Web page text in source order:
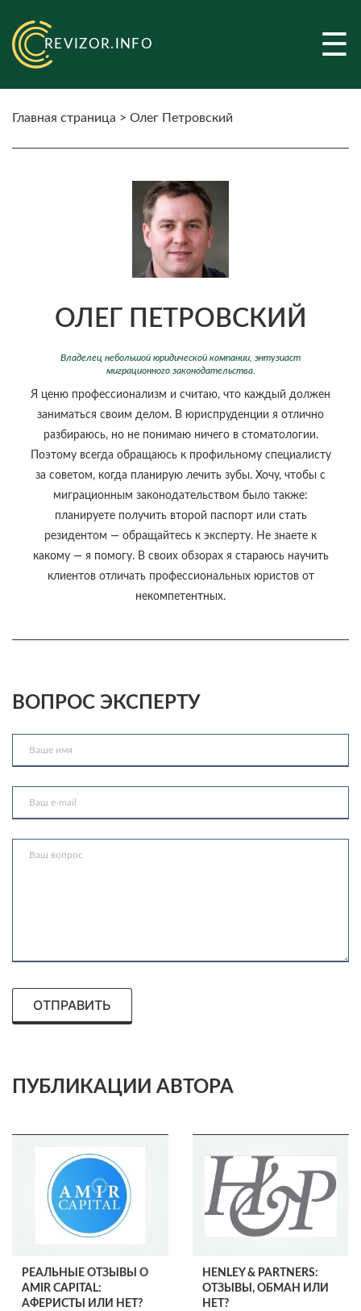
REVIZOR.INFO ☰
Главная страница > Олег Петровский
ОЛЕГ ПЕТРОВСКИЙ
Владелец небольшой юридической компании, энтузиаст
миграционного законодательства.
Я ценю профессионализм и считаю, что каждый должен
заниматься своим делом. В юриспруденции я отлично
разбираюсь, но не понимаю ничего в стоматологии.
Поэтому всегда обращаюсь к профильному специалисту
за советом, когда планирую лечить зубы. Хочу, чтобы с
миграционным законодательством было также:
планируете получить второй паспорт или стать
резидентом — обращайтесь к эксперту. Не знаете к
какому — я помогу. В своих обзорах я стараюсь научить
клиентов отличать профессиональных юристов от
некомпетентных.
ВОПРОС ЭКСПЕРТУ
ПУБЛИКАЦИИ АВТОРА
РЕАЛЬНЫЕ ОТЗЫВЫ О
АMIR CAPITAL:
АФЕРИСТЫ ИЛИ НЕТ?
HENLEY & PARTNERS:
ОТЗЫВЫ, ОБМАН ИЛИ
НЕТ?